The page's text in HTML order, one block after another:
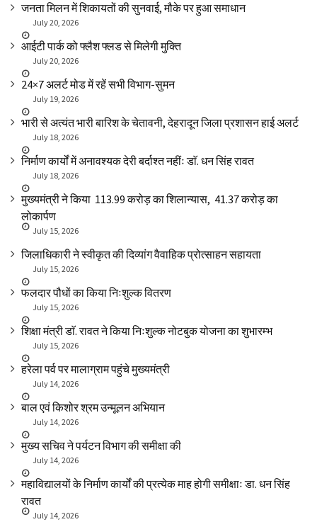
जनता मिलन में शिकायतों की सुनवाई, मौके पर हुआ समाधान
July 20, 2026
आईटी पार्क को फ्लैश फ्लड से मिलेगी मुक्ति
July 20, 2026
24×7 अलर्ट मोड में रहें सभी विभाग-सुमन
July 19, 2026
भारी से अत्यंत भारी बारिश के चेतावनी, देहरादून जिला प्रशासन हाई अलर्ट
July 18, 2026
निर्माण कार्यों में अनावश्यक देरी बर्दाश्त नहींः डाॅ. धन सिंह रावत
July 18, 2026
मुख्यमंत्री ने किया ₹ 113.99 करोड़ का शिलान्यास, ₹ 41.37 करोड़ का
लोकार्पण
July 15, 2026
जिलाधिकारी ने स्वीकृत की दिव्यांग वैवाहिक प्रोत्साहन सहायता
July 15, 2026
फलदार पौधों का किया निःशुल्क वितरण
July 15, 2026
शिक्षा मंत्री डाॅ. रावत ने किया निःशुल्क नोटबुक योजना का शुभारम्भ
July 15, 2026
हरेला पर्व पर मालाग्राम पहुंचे मुख्यमंत्री
July 14, 2026
बाल एवं किशोर श्रम उन्मूलन अभियान
July 14, 2026
मुख्य सचिव ने पर्यटन विभाग की समीक्षा की
July 14, 2026
महाविद्यालयों के निर्माण कार्यों की प्रत्येक माह होगी समीक्षाः डा. धन सिंह
रावत
July 14, 2026